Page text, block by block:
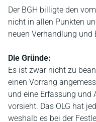
Der BGH billigte den
nicht in allen Punkten
neuen Verhandlung und
Die Gründe:
Es ist zwar nicht zu
einen Vorrang
und eine Erfassung und
vorsieht. Das OLG hat
weshalb es bei der